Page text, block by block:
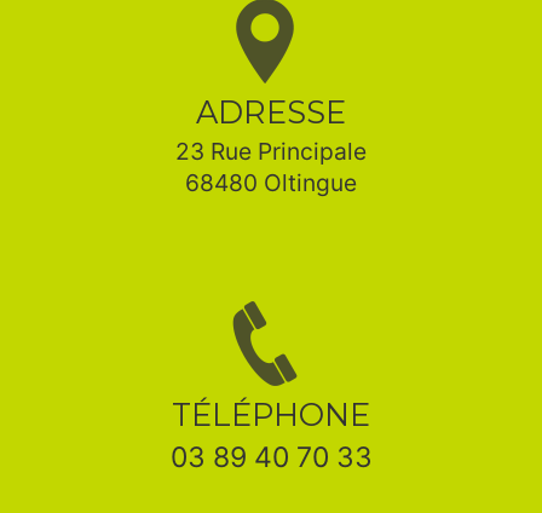
ADRESSE
23 Rue Principale
68480 Oltingue
TÉLÉPHONE
03 89 40 70 33